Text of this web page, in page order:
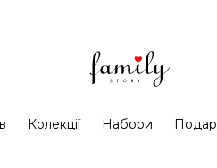
Колекції Набори